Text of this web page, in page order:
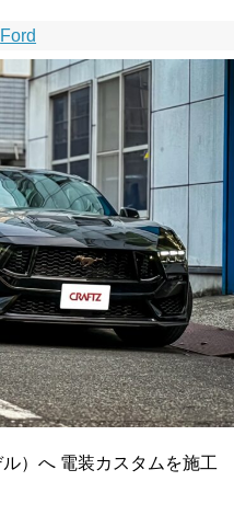
Ford
）へ 電装カスタムを施工